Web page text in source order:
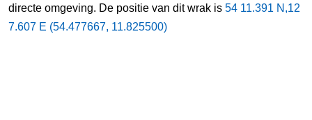
directe omgeving. De positie van dit wrak is 54 11.391 N,12
7.607 E (54.477667, 11.825500)